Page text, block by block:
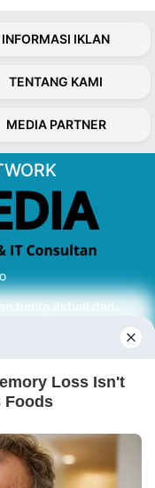
INFORMASI IKLAN
TENTANG KAMI
MEDIA PARTNER
berita aktual dan
yang tepat.